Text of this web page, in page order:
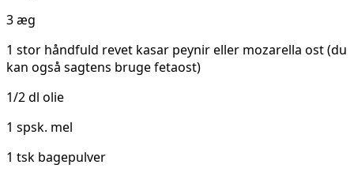
3 æg
1 stor håndfuld revet kasar peynir eller mozarella ost (du
kan også sagtens bruge fetaost)
1/2 dl olie
1 spsk. mel
1 tsk bagepulver